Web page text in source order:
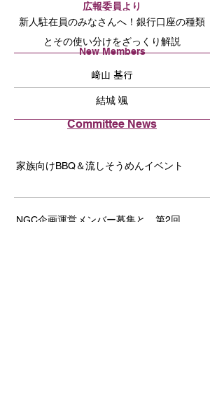
広報委員より
新人駐在員のみなさんへ！銀行口座の種類
とその使い分けをざっくり解説
New Members
﨑山 基行
結城 颯
Committee News
家族向けBBQ＆流しそうめんイベント
NGC企画運営メンバー募集と、第2回